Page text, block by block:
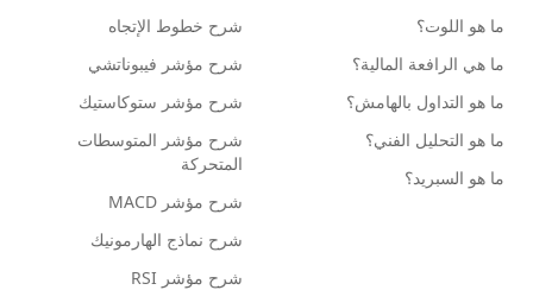
ما هو اللوت؟
ما هي الرافعة المالية؟
ما هو التداول بالهامش؟
ما هو التحليل الفني؟
ما هو السبريد؟
شرح خطوط الإتجاه
شرح مؤشر فيبوناتشي
شرح مؤشر ستوكاستيك
شرح مؤشر المتوسطات
المتحركة
شرح مؤشر MACD
شرح نماذج الهارمونيك
شرح مؤشر RSI